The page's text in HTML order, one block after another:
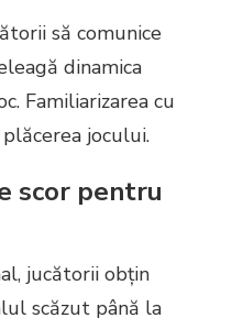
să comunice
dinamica
Familiarizarea cu
jocului.
scor pentru
jucătorii obțin
scăzut până la